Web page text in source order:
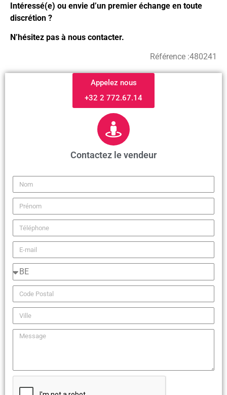
Intéressé(e) ou envie d’un premier échange en toute
discrétion ?
N’hésitez pas à nous contacter.
Référence :480241
Appelez nous
+32 2 772.67.14
Contactez le vendeur